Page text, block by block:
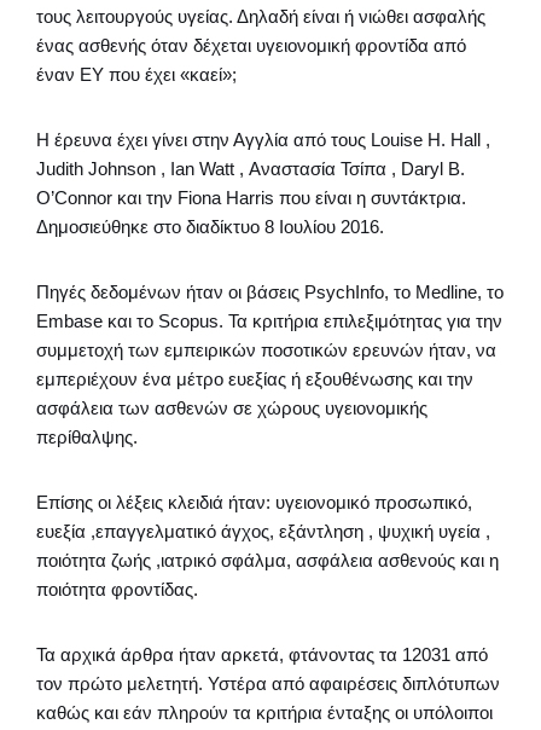
τους λειτουργούς υγείας. Δηλαδή είναι ή νιώθει ασφαλής
ένας ασθενής όταν δέχεται υγειονομική φροντίδα από
έναν ΕΥ που έχει «καεί»;
Η έρευνα έχει γίνει στην Αγγλία από τους Louise H. Hall ,
Judith Johnson , Ian Watt , Αναστασία Τσίπα , Daryl B.
O’Connor και την Fiona Harris που είναι η συντάκτρια.
Δημοσιεύθηκε στο διαδίκτυο 8 Ιουλίου 2016.
Πηγές δεδομένων ήταν οι βάσεις PsychInfo, το Medline, το
Embase και το Scopus. Τα κριτήρια επιλεξιμότητας για την
συμμετοχή των εμπειρικών ποσοτικών ερευνών ήταν, να
εμπεριέχουν ένα μέτρο ευεξίας ή εξουθένωσης και την
ασφάλεια των ασθενών σε χώρους υγειονομικής
περίθαλψης.
Επίσης οι λέξεις κλειδιά ήταν: υγειονομικό προσωπικό,
ευεξία ,επαγγελματικό άγχος, εξάντληση , ψυχική υγεία ,
ποιότητα ζωής ,ιατρικό σφάλμα, ασφάλεια ασθενούς και η
ποιότητα φροντίδας.
Τα αρχικά άρθρα ήταν αρκετά, φτάνοντας τα 12031 από
τον πρώτο μελετητή. Υστέρα από αφαιρέσεις διπλότυπων
καθώς και εάν πληρούν τα κριτήρια ένταξης οι υπόλοιποι